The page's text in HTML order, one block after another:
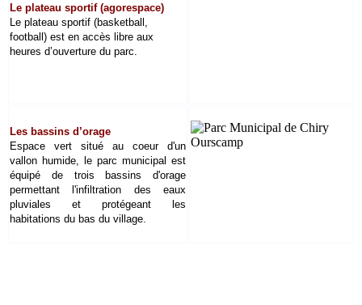
Le plateau sportif (agorespace)
Le plateau sportif (basketball,
football) est en accès libre aux
heures d’ouverture du parc.
Les bassins d’orage
Espace vert situé au coeur d'un
vallon humide, le parc municipal est
équipé de trois bassins d'orage
permettant l'infiltration des eaux
pluviales et protégeant les
habitations du bas du village.